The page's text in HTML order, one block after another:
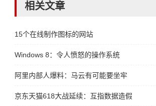
相关文章
15个在线制作图标的网站
Windows 8：令人愤怒的操作系统
阿里内部人爆料：马云有可能要坐牢
京东天猫618大战延续：互指数据造假